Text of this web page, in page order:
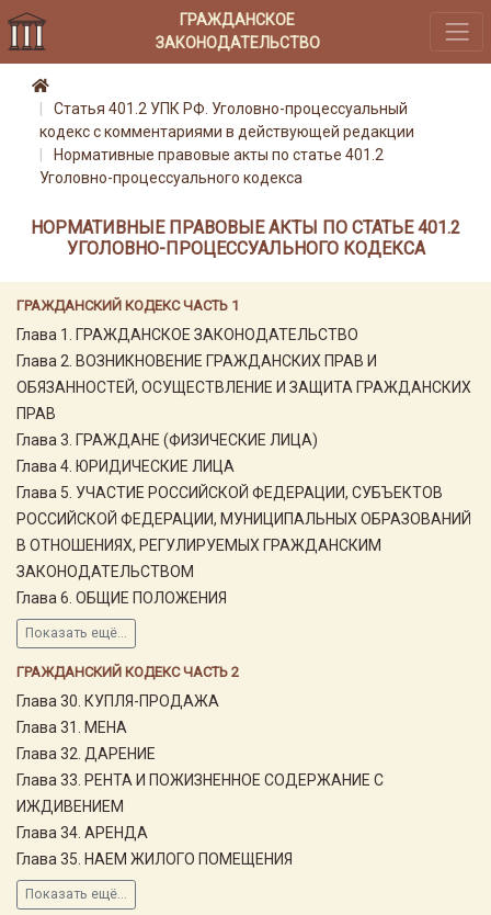
ГРАЖДАНСКОЕ
ЗАКОНОДАТЕЛЬСТВО
ГРАЖДАНСКИЙ КОДЕКС ЧАСТЬ 1
Глава 1. ГРАЖДАНСКОЕ ЗАКОНОДАТЕЛЬСТВО
Глава 2. ВОЗНИКНОВЕНИЕ ГРАЖДАНСКИХ ПРАВ И
ОБЯЗАННОСТЕЙ, ОСУЩЕСТВЛЕНИЕ И ЗАЩИТА ГРАЖДАНСКИХ
ПРАВ
Глава 3. ГРАЖДАНЕ (ФИЗИЧЕСКИЕ ЛИЦА)
Глава 4. ЮРИДИЧЕСКИЕ ЛИЦА
Глава 5. УЧАСТИЕ РОССИЙСКОЙ ФЕДЕРАЦИИ, СУБЪЕКТОВ
РОССИЙСКОЙ ФЕДЕРАЦИИ, МУНИЦИПАЛЬНЫХ ОБРАЗОВАНИЙ
В ОТНОШЕНИЯХ, РЕГУЛИРУЕМЫХ ГРАЖДАНСКИМ
ЗАКОНОДАТЕЛЬСТВОМ
Глава 6. ОБЩИЕ ПОЛОЖЕНИЯ
Показать ещё...
ГРАЖДАНСКИЙ КОДЕКС ЧАСТЬ 2
Глава 30. КУПЛЯ-ПРОДАЖА
Глава 31. МЕНА
Глава 32. ДАРЕНИЕ
Глава 33. РЕНТА И ПОЖИЗНЕННОЕ СОДЕРЖАНИЕ С
ИЖДИВЕНИЕМ
Глава 34. АРЕНДА
Глава 35. НАЕМ ЖИЛОГО ПОМЕЩЕНИЯ
Показать ещё...
Статья 401.2 УПК РФ. Уголовно-процессуальный
кодекс с комментариями в действующей редакции
Нормативные правовые акты по статье 401.2
Уголовно-процессуального кодекса
НОРМАТИВНЫЕ ПРАВОВЫЕ АКТЫ ПО СТАТЬЕ 401.2
УГОЛОВНО-ПРОЦЕССУАЛЬНОГО КОДЕКСА